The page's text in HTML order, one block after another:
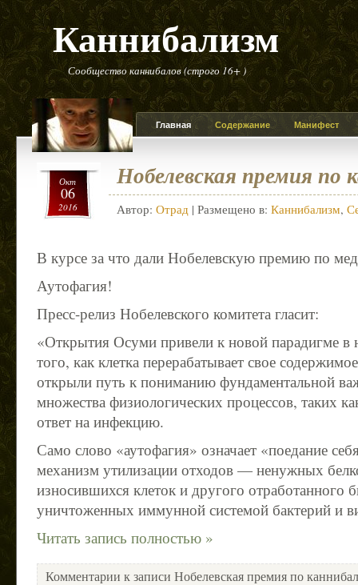
Каннибализм
Сообщество каннибалов (строго 16+ )
Главная Содержание Манифест
Окт
06
2016
Нобелевская премия по
Автор: Отрад | Размещено в: Каннибализм,
В курсе за что дали Нобелевскую премию по
Аутофагия!
Пресс-релиз Нобелевского комитета гласит:
«Открытия Осуми привели к новой парадигме
того, как клетка перерабатывает свое
открыли путь к пониманию фундаментальной
множества физиологических процессов, таких
ответ на инфекцию.
Само слово «аутофагия» означает «поедание
механизм утилизации отходов — ненужных
износившихся клеток и другого отработанного
уничтоженных иммунной системой бактерий и
Читать запись полностью »
Комментарии к записи Нобелевская премия по